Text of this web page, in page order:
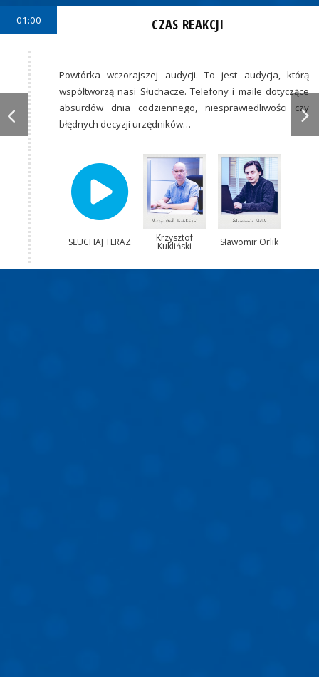
01:00 CZAS REAKCJI
Powtórka wczorajszej audycji. To jest audycja, którą
współtworzą nasi Słuchacze. Telefony i maile dotyczące
absurdów dnia codziennego, niesprawiedliwości czy
błędnych decyzji urzędników…
SŁUCHAJ TERAZ Krzysztof
Kukliński Sławomir Orlik